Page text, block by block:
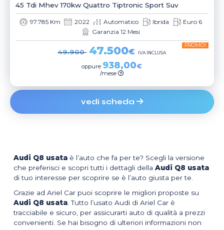
45 Tdi Mhev 170kw Quattro Tiptronic Sport Suv
97.785 Km 2022 Automatico Ibrida
Euro 6
Garanzia 12 Mesi
49.900 47.500€
PROMO!
IVA INCLUSA
oppure 938,00€
/mese
vedi scheda
Audi Q8 usata è l’auto che fa per te? Scegli la versione
che preferisci e scopri tutti i dettagli dellaAudi Q8 usata
di tuo interesse per scoprire se è l’auto giusta per te.
Grazie ad Ariel Car puoi scoprire le migliori proposte su
Audi Q8 usata. Tutto l’usato Audi di Ariel Car è
tracciabile e sicuro, per assicurarti auto di qualità a prezzi
convenienti. Se hai bisogno di ulteriori informazioni non